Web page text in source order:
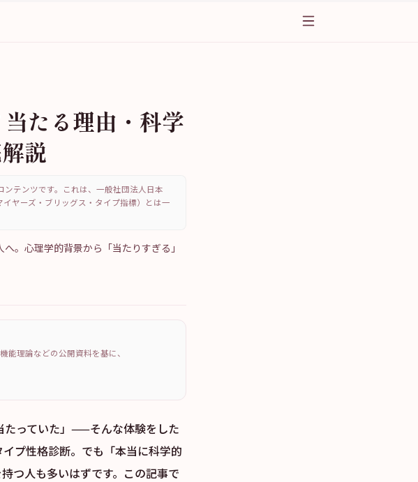
たる理由・科学
説
テンツです。これは、一般社団法人日本
ヤーズ・ブリッグス・タイプ指標）とは一
。心理学的背景から「当たりすぎる」
能理論などの公開資料を基に、
たっていた」——そんな体験をした
プ性格診断。でも「本当に科学的
つ人も多いはずです。この記事で